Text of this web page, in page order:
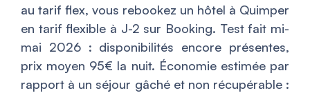
au tarif flex, vous rebookez un hôtel à Quimper
en tarif flexible à J-2 sur Booking. Test fait mi-
mai 2026 : disponibilités encore présentes,
prix moyen 95€ la nuit. Économie estimée par
rapport à un séjour gâché et non récupérable :